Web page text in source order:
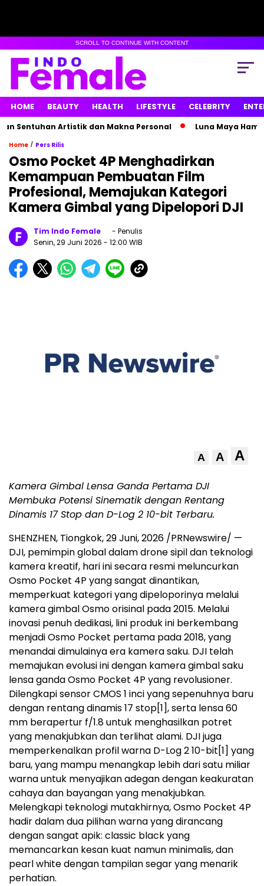
SCROLL TO CONTINUE WITH CONTENT
HOME BEAUTY HEALTH LIFESTYLE CELEBRITY
Artistik dan Makna Personal Luna Maya Hamil
Home / Pers Rilis
Osmo Pocket 4P Menghadirkan
Kemampuan Pembuatan Film
Profesional, Memajukan Kategori
Kamera Gimbal yang Dipelopori DJI
Tim Indo Female
- Penulis
Senin, 29 Juni 2026 - 12:00 WIB
A A A
Kamera Gimbal Lensa Ganda Pertama DJI
Membuka Potensi Sinematik dengan Rentang
Dinamis 17 Stop dan D-Log 2 10-bit Terbaru.
SHENZHEN, Tiongkok, 29 Juni, 2026 /PRNewswire/ —
DJI, pemimpin global dalam drone sipil dan teknologi
kamera kreatif, hari ini secara resmi meluncurkan
Osmo Pocket 4P yang sangat dinantikan,
memperkuat kategori yang dipeloporinya melalui
kamera gimbal Osmo orisinal pada 2015. Melalui
inovasi penuh dedikasi, lini produk ini berkembang
menjadi Osmo Pocket pertama pada 2018, yang
menandai dimulainya era kamera saku. DJI telah
memajukan evolusi ini dengan kamera gimbal saku
lensa ganda Osmo Pocket 4P yang revolusioner.
Dilengkapi sensor CMOS 1 inci yang sepenuhnya baru
dengan rentang dinamis 17 stop[1], serta lensa 60
mm berapertur f/1.8 untuk menghasilkan potret
yang menakjubkan dan terlihat alami. DJI juga
memperkenalkan profil warna D-Log 2 10-bit[1] yang
baru, yang mampu menangkap lebih dari satu miliar
warna untuk menyajikan adegan dengan keakuratan
cahaya dan bayangan yang menakjubkan.
Melengkapi teknologi mutakhirnya, Osmo Pocket 4P
hadir dalam dua pilihan warna yang dirancang
dengan sangat apik: classic black yang
memancarkan kesan kuat namun minimalis, dan
pearl white dengan tampilan segar yang menarik
perhatian.